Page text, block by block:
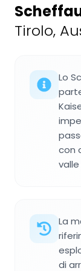
Tirolo,
Lo
con
valle
La
di